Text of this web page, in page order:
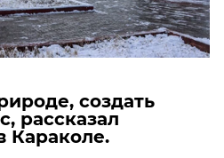
создать
рассказал
Караколе.